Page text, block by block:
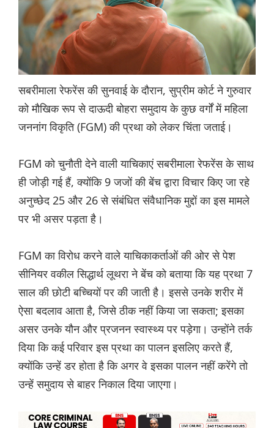
सबरीमाला रेफरेंस की सुनवाई के दौरान, सुप्रीम कोर्ट ने गुरुवार
को मौखिक रूप से दाऊदी बोहरा समुदाय के कुछ वर्गों में महिला
जननांग विकृति (FGM) की प्रथा को लेकर चिंता जताई।
FGM को चुनौती देने वाली याचिकाएं सबरीमाला रेफरेंस के साथ
ही जोड़ी गई हैं, क्योंकि 9 जजों की बेंच द्वारा विचार किए जा रहे
अनुच्छेद 25 और 26 से संबंधित संवैधानिक मुद्दों का इस मामले
पर भी असर पड़ता है।
FGM का विरोध करने वाले याचिकाकर्ताओं की ओर से पेश
सीनियर वकील सिद्धार्थ लूथरा ने बेंच को बताया कि यह प्रथा 7
साल की छोटी बच्चियों पर की जाती है। इससे उनके शरीर में
ऐसा बदलाव आता है, जिसे ठीक नहीं किया जा सकता; इसका
असर उनके यौन और प्रजनन स्वास्थ्य पर पड़ेगा। उन्होंने तर्क
दिया कि कई परिवार इस प्रथा का पालन इसलिए करते हैं,
क्योंकि उन्हें डर होता है कि अगर वे इसका पालन नहीं करेंगे तो
उन्हें समुदाय से बाहर निकाल दिया जाएगा।